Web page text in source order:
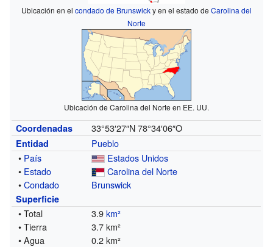
Ubicación en el condado de Brunswicky en el estado de Carolina del
Norte
Ubicación de Carolina del Norte en EE. UU.
Coordenadas 33°53′27″N 78°34′06″O
Entidad
Pueblo
• País
Estados Unidos
• Estado
Carolina del Norte
•Condado Brunswick
Superficie
• Total 3.9km²
• Tierra
3.7 km²
• Agua
0.2 km²